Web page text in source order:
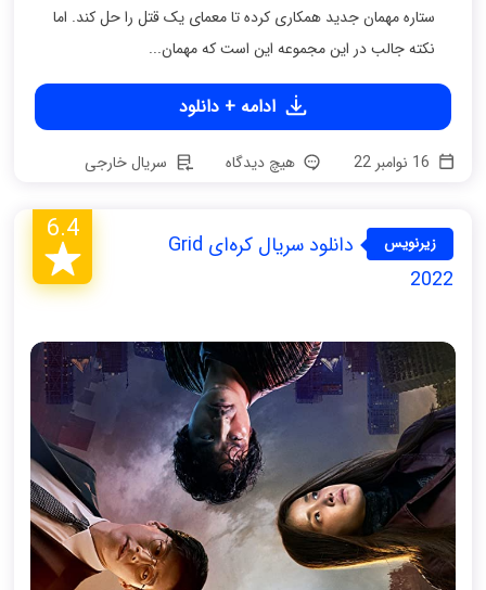
ستاره مهمان جدید همکاری کرده تا معمای یک قتل را حل کند. اما
نکته جالب در این مجموعه این است که مهمان...
ادامه + دانلود
هیچ دیدگاه سریال خارجی
زیرنویس
فارسی
دانلود سریال کره‌ای Grid
2022
6.4